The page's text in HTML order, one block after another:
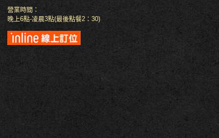
營業時間：
晚上6點-凌晨3點(最後點餐2：30)